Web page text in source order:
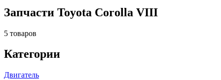
Запчасти Toyota Corolla VIII
5 товаров
Категории
Двигатель